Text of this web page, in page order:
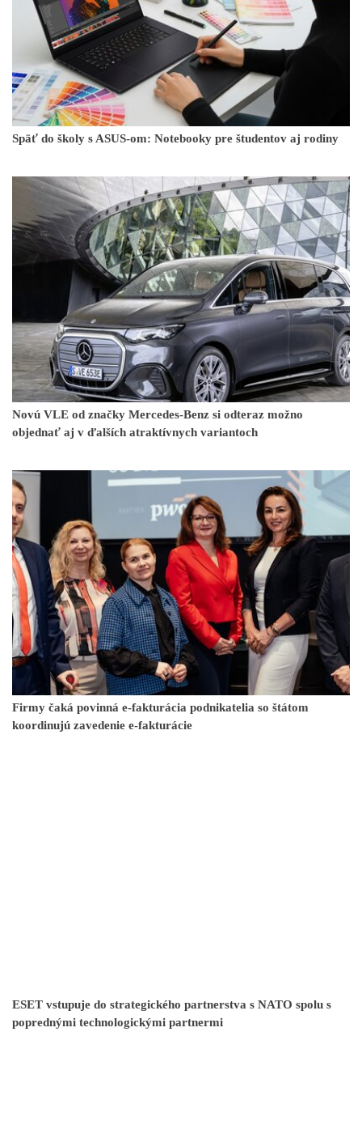
Späť do školy s ASUS-om: Notebooky pre študentov aj rodiny
Novú VLE od značky Mercedes-Benz si odteraz možno
objednať aj v ďalších atraktívnych variantoch
Firmy čaká povinná e-fakturácia podnikatelia so štátom
koordinujú zavedenie e-fakturácie
ESET vstupuje do strategického partnerstva s NATO spolu s
poprednými technologickými partnermi